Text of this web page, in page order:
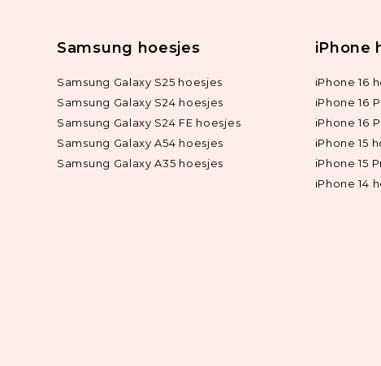
Samsung hoesjes
Samsung Galaxy S25 hoesjes
Samsung Galaxy S24 hoesjes
Samsung Galaxy S24 FE hoesjes
Samsung Galaxy A54 hoesjes
Samsung Galaxy A35 hoesjes
iPhone
iPhone 16
iPhone 16
iPhone 16
iPhone 15
iPhone 15
iPhone 14